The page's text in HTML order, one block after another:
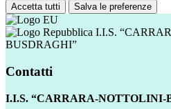
Accetta tutti Salva le preferenze
I.I.S.
BUSDRAGHI”
Contatti
I.I.S. “CARRARA-NOTTOLINI-